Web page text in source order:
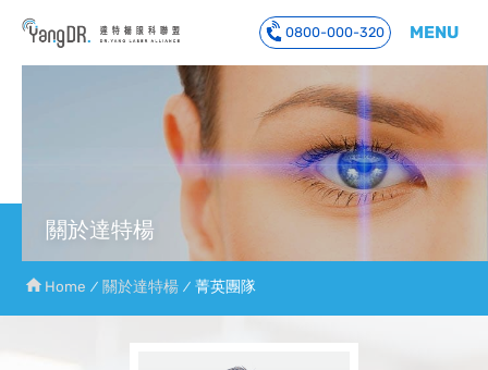
0800-000-320 MENU
關於達特楊
Home 關於達特楊 菁英團隊